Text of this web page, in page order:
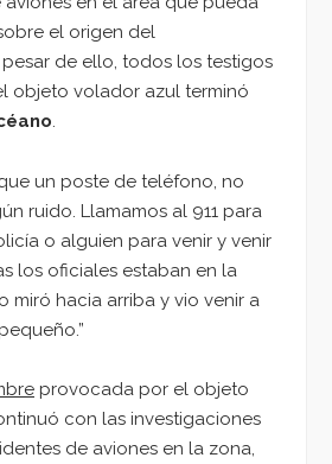
el origen del
pesar de ello, todos los testigos
objeto volador azul terminó
.
un poste de teléfono, no
ruido. Llamamos al 911 para
o alguien para venir y venir
los oficiales estaban en la
miró hacia arriba y vio venir a
provocada por el objeto
con las investigaciones
de aviones en la zona,